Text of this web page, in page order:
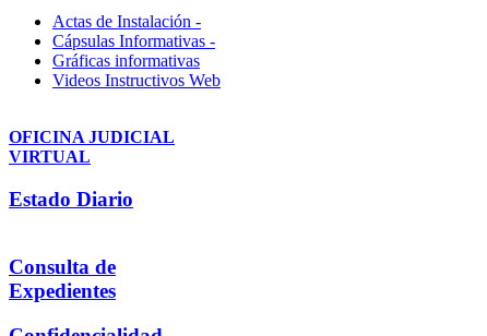
Actas de Instalación -
Cápsulas Informativas -
Gráficas informativas
Videos Instructivos Web
OFICINA JUDICIAL
VIRTUAL
Estado Diario
Consulta de
Expedientes